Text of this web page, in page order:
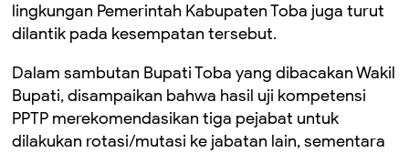
lingkungan Pemerintah Kabupaten Toba juga turut
dilantik pada kesempatan tersebut.
Dalam sambutan Bupati Toba yang dibacakan Wakil
Bupati, disampaikan bahwa hasil uji kompetensi
PPTP merekomendasikan tiga pejabat untuk
dilakukan rotasi/mutasi ke jabatan lain, sementara